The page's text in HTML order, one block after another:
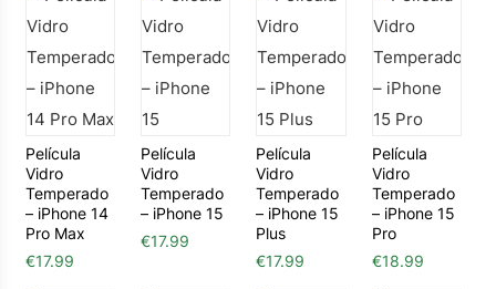
Película
Vidro
Temperado
– iPhone 14
Pro Max
€17.99
Película
Vidro
Temperado
– iPhone 15
€17.99
Película
Vidro
Temperado
– iPhone 15
Plus
€17.99
Película
Vidro
Temperado
– iPhone 15
Pro
€18.99